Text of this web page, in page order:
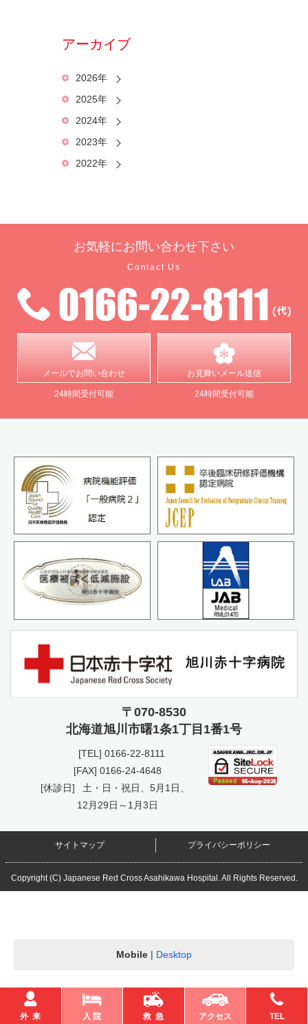
アーカイブ
2026年
2025年
2024年
2023年
2022年
お気軽にお問い合わせ下さい
Contact Us
メールでお問い合わせ
24時間受付可能
お見舞いメール送信
24時間受付可能
〒070-8530
北海道旭川市曙1条1丁目1番1号
[TEL] 0166-22-8111
[FAX] 0166-24-4648
[休診日]
土・日・祝日、5月1日、
12月29日～1月3日
サイトマップ プライバシーポリシー
Copyright (C) Japanese Red Cross Asahikawa Hospital. All Rights Reserved.
外 来 入 院 救 急 アクセス TEL
Mobile | Desktop